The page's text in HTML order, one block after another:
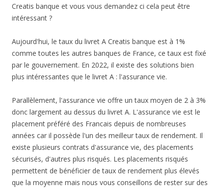
Creatis banque et vous vous demandez ci cela peut être
intéressant ?
Aujourd'hui, le taux du livret A Creatis banque est à 1%
comme toutes les autres banques de France, ce taux est fixé
par le gouvernement. En 2022, il existe des solutions bien
plus intéressantes que le livret A : l'assurance vie.
Parallèlement, l'assurance vie offre un taux moyen de 2 à 3%
donc largement au dessus du livret A. L'assurance vie est le
placement préféré des Francais depuis de nombreuses
années car il possède l'un des meilleur taux de rendement. Il
existe plusieurs contrats d'assurance vie, des placements
sécurisés, d'autres plus risqués. Les placements risqués
permettent de bénéficier de taux de rendement plus élevés
que la moyenne mais nous vous conseillons de rester sur des